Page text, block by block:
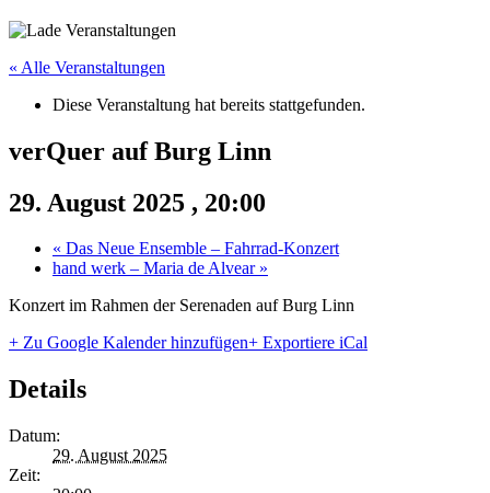
« Alle Veranstaltungen
Diese Veranstaltung hat bereits stattgefunden.
verQuer auf Burg Linn
29. August 2025 , 20:00
« Das Neue Ensemble – Fahrrad-Konzert
hand werk – Maria de Alvear »
Konzert im Rahmen der Serenaden auf Burg Linn
+ Zu Google Kalender hinzufügen+ Exportiere iCal
Details
Datum:
29. August 2025
Zeit: